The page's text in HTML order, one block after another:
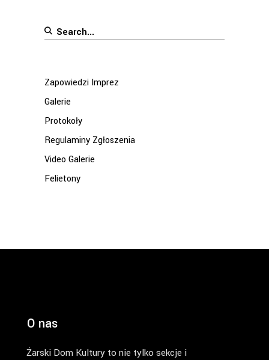
Search
Zapowiedzi Imprez
Galerie
Protokoły
Regulaminy Zgłoszenia
Video Galerie
Felietony
O nas
Żarski Dom Kultury to nie tylko sekcje i